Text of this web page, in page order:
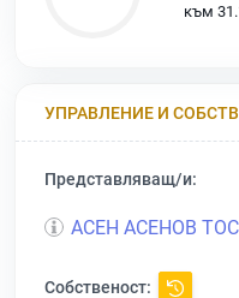
към
УПРАВЛЕНИЕ И
Представляващ/и:
АСЕН АСЕНОВ
Собственост: